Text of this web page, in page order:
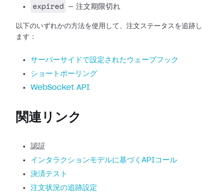
expired — 注文期限切れ
以下のいずれかの方法を使用して、注文ステータスを追跡し
ます：
サーバーサイドで設定されたウェーブフック
ショートポーリング
WebSocket API
関連リンク
認証
インタラクションモデルに基づくAPIコール
決済テスト
注文状況の追跡設定